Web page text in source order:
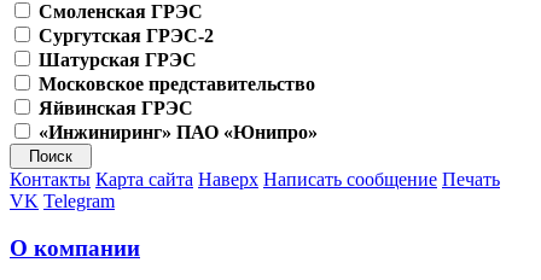
Смоленская ГРЭС
Сургутская ГРЭС-2
Шатурская ГРЭС
Московское представительство
Яйвинская ГРЭС
«Инжиниринг» ПАО «Юнипро»
Контакты Карта сайта Наверх Написать сообщение Печать
VK Telegram
О компании